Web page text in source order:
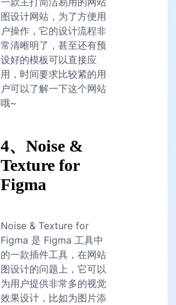
图设计网站，为了方便用
户操作，它的设计流程非
常清晰明了，甚至还有预
设好的模板可以直接应
用，时间要求比较紧的用
户可以了解一下这个网站
哦~
4、Noise &
Texture for
Figma
Noise & Texture for
Figma 是 Figma 工具中
的一款插件工具，在网站
图设计的问题上，它可以
为用户提供非常多的视觉
效果设计，比如为图片添